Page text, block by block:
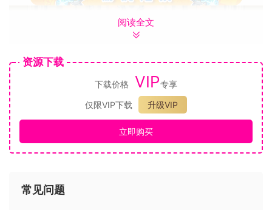
《节奏快打》是一款结合了横版动作闯关与节奏元素的狠游
戏。在游戏中，你需要踩准节拍，拳拳到肉，在跟随音乐战斗
的同时，还要注意走位、翻滚、击飞、连击……与强大的对手刚
正面，打出你的招牌连招。
阅读全文
资源下载
下载价格 VIP专享
仅限VIP下载
升级VIP
立即购买
常见问题